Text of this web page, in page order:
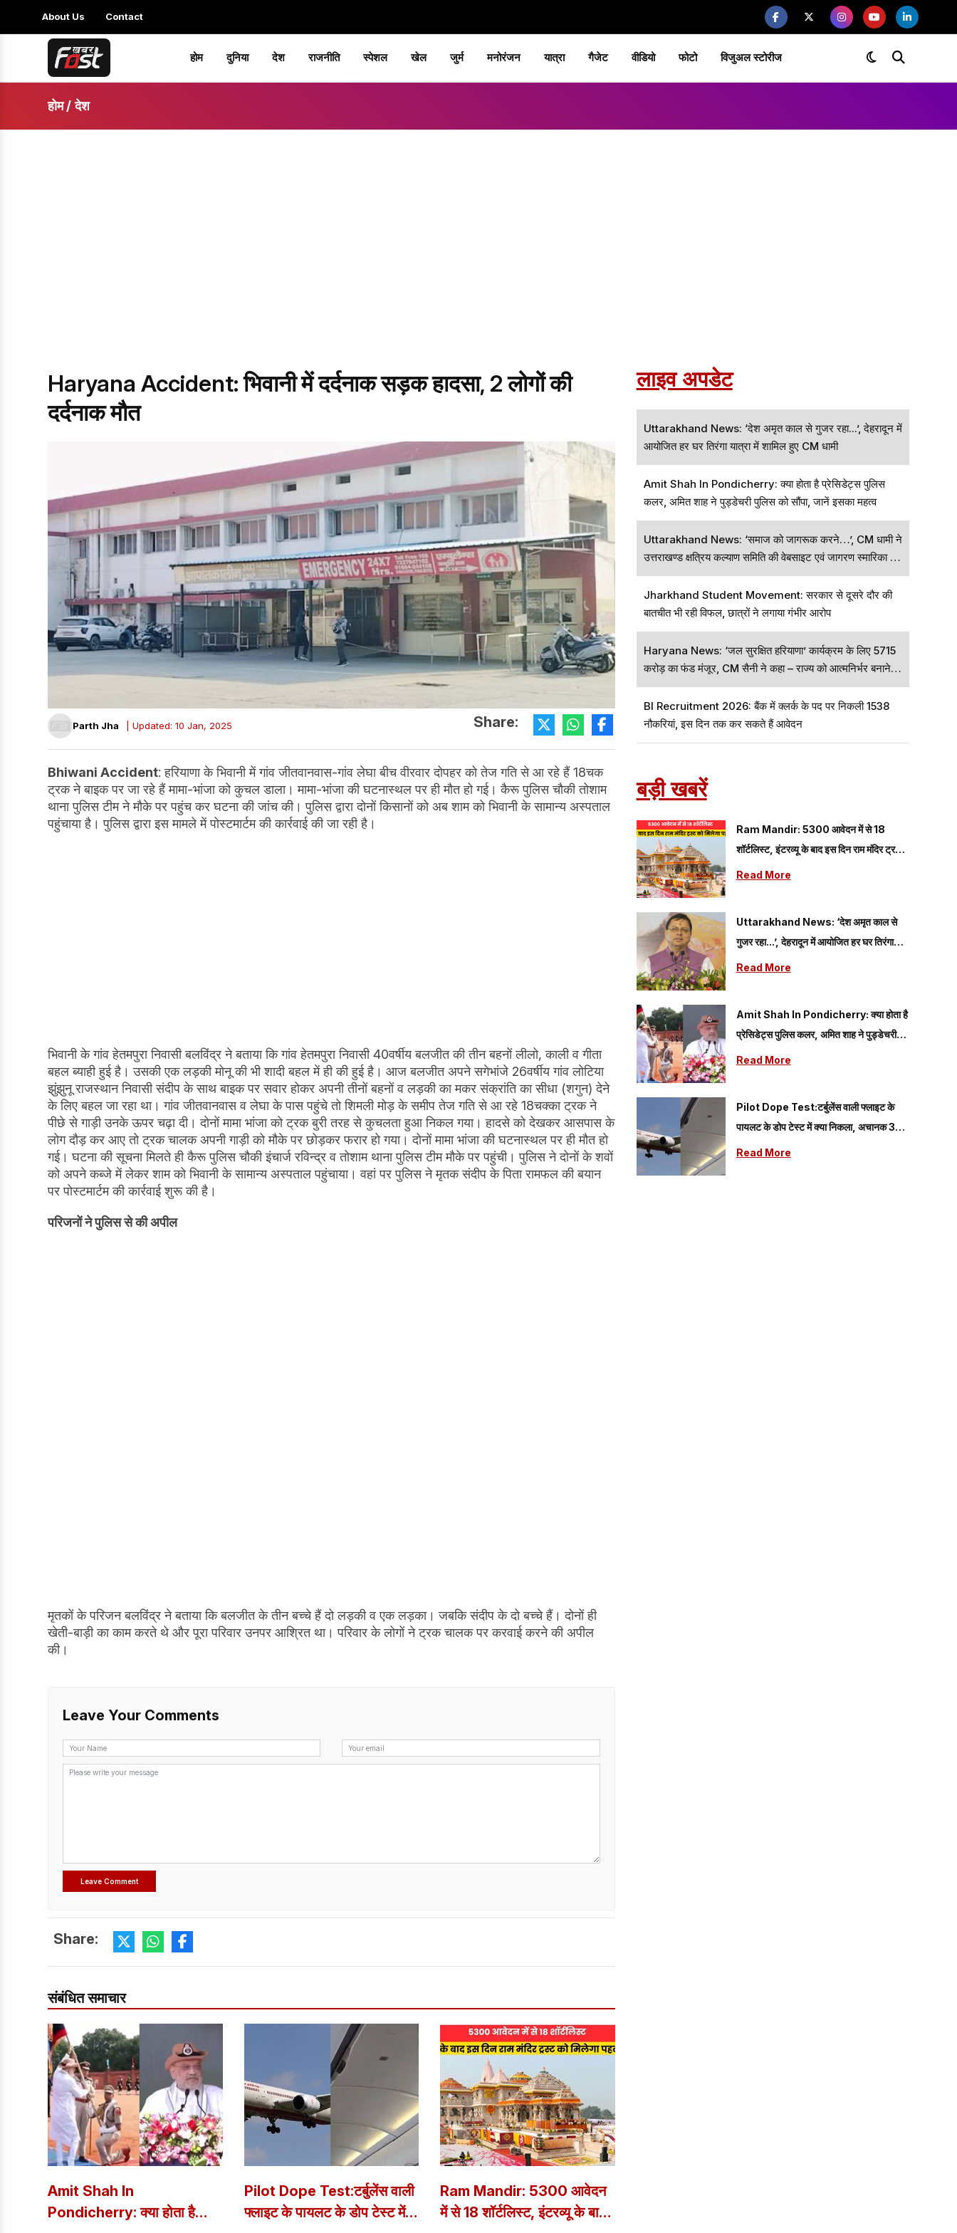
About Us Contact
होम दुनिया देश राजनीति स्पेशल खेल जुर्म मनोरंजन यात्रा गैजेट वीडियो फोटो विजुअल स्टोरीज
होम/ देश
Haryana Accident: भिवानी में दर्दनाक सड़क हादसा, 2 लोगों की
दर्दनाक मौत
Parth Jha | Updated: 10 Jan, 2025 Share:
Bhiwani Accident: हरियाणा के भिवानी में गांव जीतवानवास-गांव लेघा बीच वीरवार दोपहर को तेज गति से आ रहे हैं 18चक
ट्रक ने बाइक पर जा रहे हैं मामा-भांजा को कुचल डाला। मामा-भांजा की घटनास्थल पर ही मौत हो गई। कैरू पुलिस चौकी तोशाम
थाना पुलिस टीम ने मौके पर पहुंच कर घटना की जांच की। पुलिस द्वारा दोनों किसानों को अब शाम को भिवानी के सामान्य अस्पताल
पहुंचाया है। पुलिस द्वारा इस मामले में पोस्टमार्टम की कार्रवाई की जा रही है।
भिवानी के गांव हेतमपुरा निवासी बलविंद्र ने बताया कि गांव हेतमपुरा निवासी 40वर्षीय बलजीत की तीन बहनों लीलो, काली व गीता
बहल ब्याही हुई है। उसकी एक लड़की मोनू की भी शादी बहल में ही की हुई है। आज बलजीत अपने सगेभांजे 26वर्षीय गांव लोटिया
झुंझुनू राजस्थान निवासी संदीप के साथ बाइक पर सवार होकर अपनी तीनों बहनों व लड़की का मकर संक्रांति का सीधा (शगुन) देने
के लिए बहल जा रहा था। गांव जीतवानवास व लेघा के पास पहुंचे तो शिमली मोड़ के समीप तेज गति से आ रहे 18चक्का ट्रक ने
पीछे से गाड़ी उनके ऊपर चढ़ा दी। दोनों मामा भांजा को ट्रक बुरी तरह से कुचलता हुआ निकल गया। हादसे को देखकर आसपास के
लोग दौड़ कर आए तो ट्रक चालक अपनी गाड़ी को मौके पर छोड़कर फरार हो गया। दोनों मामा भांजा की घटनास्थल पर ही मौत हो
गई। घटना की सूचना मिलते ही कैरू पुलिस चौकी इंचार्ज रविन्द्र व तोशाम थाना पुलिस टीम मौके पर पहुंची। पुलिस ने दोनों के शवों
को अपने कब्जे में लेकर शाम को भिवानी के सामान्य अस्पताल पहुंचाया। वहां पर पुलिस ने मृतक संदीप के पिता रामफल की बयान
पर पोस्टमार्टम की कार्रवाई शुरू की है।
परिजनों ने पुलिस से की अपील
मृतकों के परिजन बलविंद्र ने बताया कि बलजीत के तीन बच्चे हैं दो लड़की व एक लड़का। जबकि संदीप के दो बच्चे हैं। दोनों ही
खेती-बाड़ी का काम करते थे और पूरा परिवार उनपर आश्रित था। परिवार के लोगों ने ट्रक चालक पर करवाई करने की अपील
की।
Leave Your Comments
Share:
संबंधित समाचार
Amit Shah In
Pondicherry: क्या होता है
Pilot Dope Test:टर्बुलेंस वाली
फ्लाइट के पायलट के डोप टेस्ट में
Ram Mandir: 5300 आवेदन
में से 18 शॉर्टलिस्ट, इंटरव्यू के बाद
लाइव अपडेट
Uttarakhand News: ‘देश अमृत काल से गुजर रहा...’, देहरादून में
आयोजित हर घर तिरंगा यात्रा में शामिल हुए CM धामी
Amit Shah In Pondicherry: क्या होता है प्रेसिडेट्स पुलिस
कलर, अमित शाह ने पुड्डेचरी पुलिस को सौंपा, जानें इसका महत्व
Uttarakhand News: ‘समाज को जागरूक करने…’, CM धामी ने
उत्तराखण्ड क्षत्रिय कल्याण समिति की वेबसाइट एवं जागरण स्मारिका का
विमोचन किया
Jharkhand Student Movement: सरकार से दूसरे दौर की
बातचीत भी रही विफल, छात्रों ने लगाया गंभीर आरोप
Haryana News: ‘जल सुरक्षित हरियाणा’ कार्यक्रम के लिए 5715
करोड़ का फंड मंजूर, CM सैनी ने कहा – राज्य को आत्मनिर्भर बनाने…
BI Recruitment 2026: बैंक में क्लर्क के पद पर निकली 1538
नौकरियां, इस दिन तक कर सकते हैं आवेदन
बड़ी खबरें
Ram Mandir: 5300 आवेदन में से 18
शॉर्टलिस्ट, इंटरव्यू के बाद इस दिन राम मंदिर ट्रस्ट
को मिलेगा पहला CEO
Read More
Uttarakhand News: ‘देश अमृत काल से
गुजर रहा...’, देहरादून में आयोजित हर घर तिरंगा
यात्रा में शामिल हुए CM धामी
Read More
Amit Shah In Pondicherry: क्या होता है
प्रेसिडेट्स पुलिस कलर, अमित शाह ने पुड्डेचरी
पुलिस को सौंपा, जानें इसका महत्व
Read More
Pilot Dope Test:टर्बुलेंस वाली फ्लाइट के
पायलट के डोप टेस्ट में क्या निकला, अचानक 300
फीट नीचे आ गया था विमान
Read More